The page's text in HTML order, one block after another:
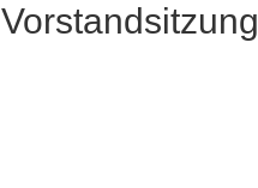
Vorstandsitzung